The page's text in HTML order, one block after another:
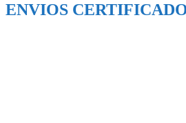
ENVIOS